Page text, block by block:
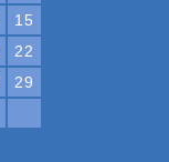
15
22
29